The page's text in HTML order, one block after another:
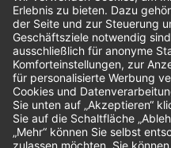
Bewertungen